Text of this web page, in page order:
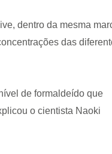
dentro da mesma
das
de formaldeído que
o cientista Naoki